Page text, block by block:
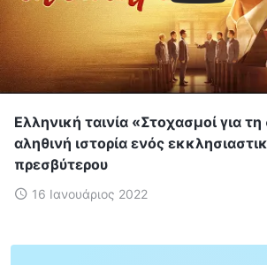
Ελληνική ταινία «Στοχασμοί για
αληθινή ιστορία ενός
πρεσβύτερου
16 Ιανουάριος 2022